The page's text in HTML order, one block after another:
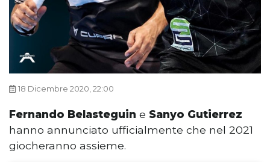
18 Dicembre 2020, 22:00
Fernando Belasteguin e Sanyo Gutierrez
hanno annunciato ufficialmente che nel 2021
giocheranno assieme.